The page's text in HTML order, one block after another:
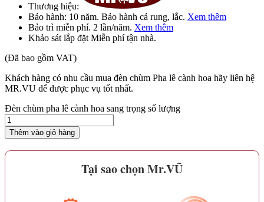
Thương hiệu:
Bảo hành: 10 năm. Bảo hành cả rung, lắc. Xem thêm
Bảo trì miễn phí. 2 lần/năm. Xem thêm
Khảo sát lắp đặt Miễn phítận nhà.
(Đã bao gồm VAT)
Khách hàng có nhu cầu mua đèn chùm Pha lê cành hoa hãy liên hệ
MR.VU để được phục vụ tốt nhất.
Đèn chùm pha lê cành hoa sang trọng số lượng
Thêm vào giỏ hàng
Tại sao chọn Mr.VŨ